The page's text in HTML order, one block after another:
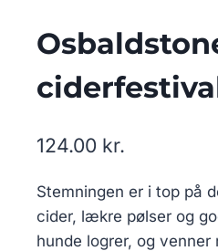
124.00 kr.
Stemningen er i top på
cider, lækre pølser og
hunde logrer, og